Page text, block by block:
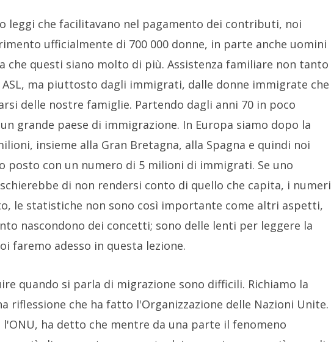
leggi che facilitavano nel pagamento dei contributi, noi
ufficialmente di 700 000 donne, in parte anche uomini
che questi siano molto di più. Assistenza familiare non tanto
ma piuttosto dagli immigrati, dalle donne immigrate che
delle nostre famiglie. Partendo dagli anni 70 in poco
grande paese di immigrazione. In Europa siamo dopo la
insieme alla Gran Bretagna, alla Spagna e quindi noi
posto con un numero di 5 milioni di immigrati. Se uno
di non rendersi conto di quello che capita, i numeri
le statistiche non sono così importante come altri aspetti,
nascondono dei concetti; sono delle lenti per leggere la
faremo adesso in questa lezione.
quando si parla di migrazione sono difficili. Richiamo la
riflessione che ha fatto l'Organizzazione delle Nazioni Unite.
l'ONU, ha detto che mentre da una parte il fenomeno